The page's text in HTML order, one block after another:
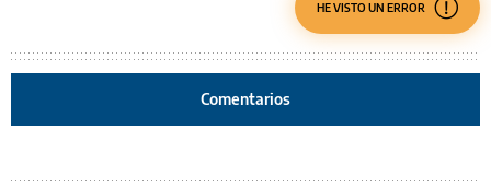
HE VISTO UN ERROR
Comentarios